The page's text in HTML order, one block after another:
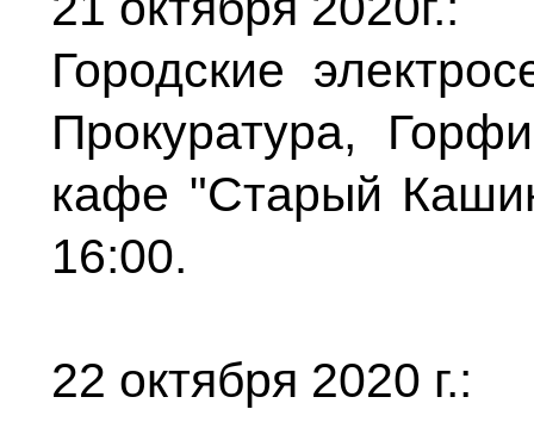
Городские
Прокуратура,
кафе "Старый
16:00.
22 октября 2020 г.: